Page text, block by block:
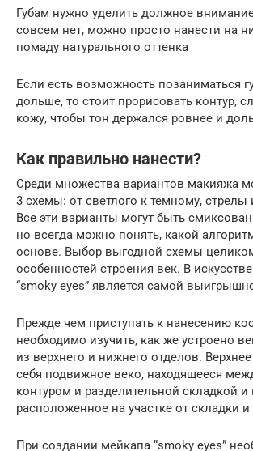
Губам нужно уделить должное
совсем нет, можно просто нанести на
помаду натурального оттенка
Если есть возможность позаниматься
дольше, то стоит прорисовать контур,
кожу, чтобы тон держался ровнее и
Как правильно нанести?
Среди множества вариантов макияжа
3 схемы: от светлого к темному, стрелы
Все эти варианты могут быть
но всегда можно понять, какой
основе. Выбор выгодной схемы
особенностей строения век. В
“smoky eyes” является самой
Прежде чем приступать к нанесению
необходимо изучить, как же устроено
из верхнего и нижнего отделов.
себя подвижное веко, находящееся
контуром и разделительной складкой
расположенное на участке от складки
При создании мейкапа “smoky eyes”